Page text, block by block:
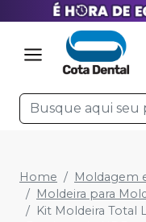
Home
Moldagem
Moldeira para
Kit Moldeira Total